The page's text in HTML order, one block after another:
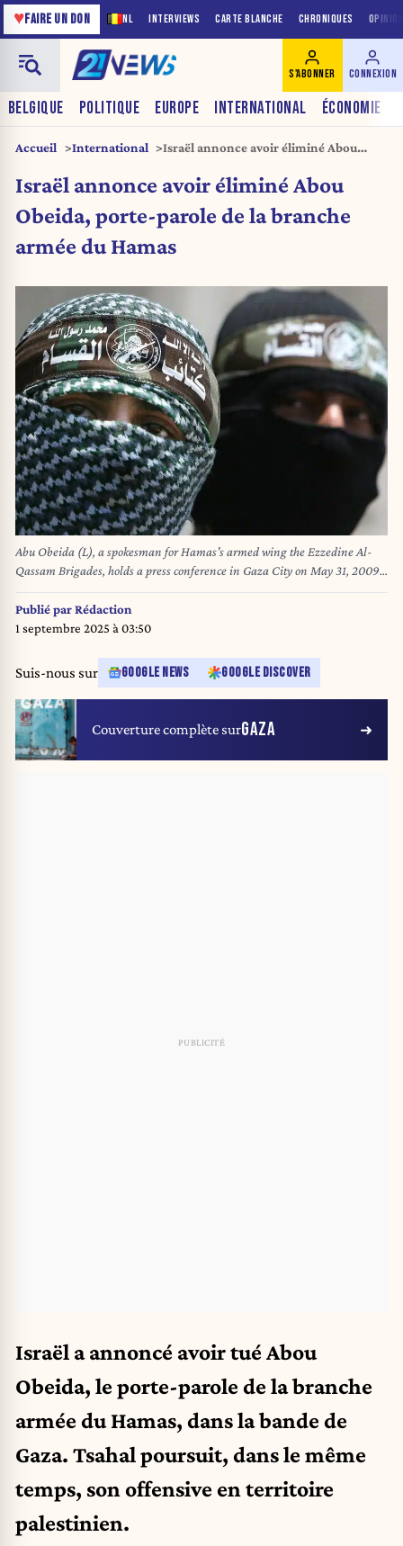
NL INTERVIEWS CARTE BLANCHE CHRONIQUES
♥FAIRE UN DON
BELGIQUE POLITIQUE EUROPE INTERNATIONAL ÉCONOMIE
S'ABONNER CONNEXION
Accueil International
Israël annonce avoir éliminé Abou
armée du Hamas
Israël annonce avoir éliminé Abou
Obeida, porte-parole de la branche
armée du Hamas
Abu Obeida (L), a spokesman for Hamas's armed wing the Ezzedine Al-
Qassam Brigades, holds a press conference in Gaza City on May 31, 2009.
Six people were killed in a West Bank shoot-out on May 31 during an arrest
operation for a senior Hamas militant, deepening the rift between the rival
Palestinian factions. The Islamist Hamas movement ruling the Gaza Strip
had crossed a "red line" by carrying out the operation which killed two of its
Publié parRédaction
1 septembre 2025 à 03:50
Suis-nous sur GOOGLE NEWS GOOGLE DISCOVER
Couverture complète surGAZA
Israël a annoncé avoir tué Abou
Obeida, le porte-parole de la branche
armée du Hamas, dans la bande de
Gaza. Tsahal poursuit, dans le même
temps, son offensive en territoire
palestinien.